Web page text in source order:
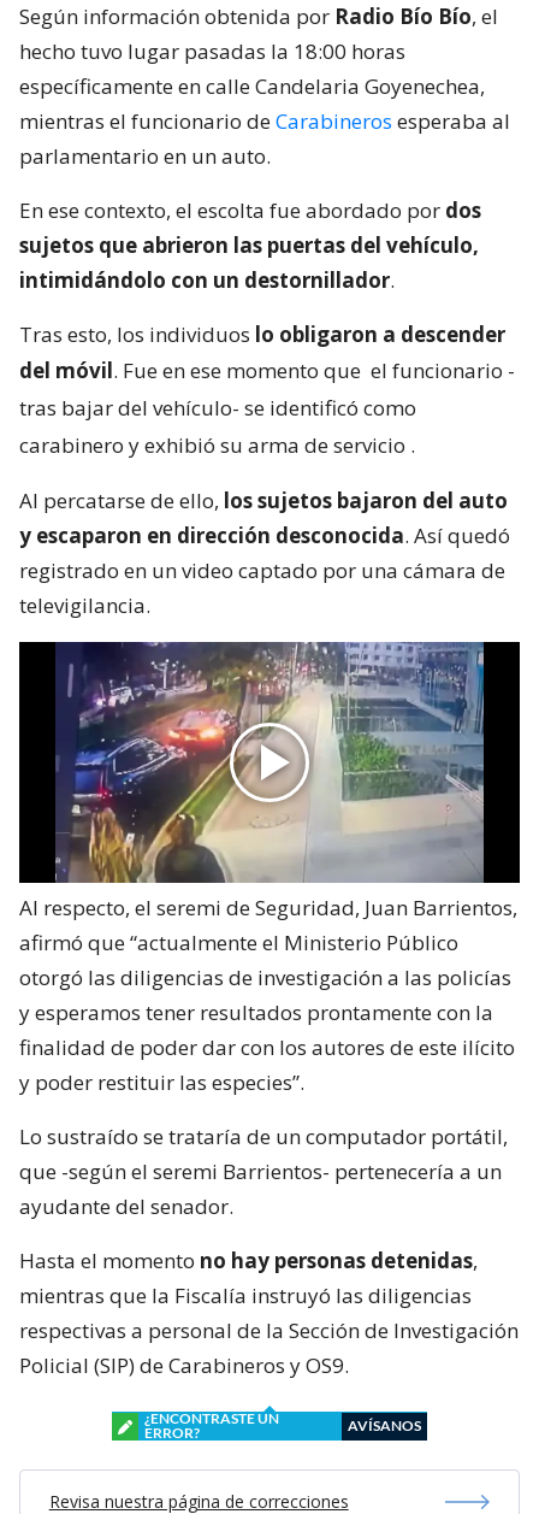
Según información obtenida por Radio Bío Bío, el
hecho tuvo lugar pasadas la 18:00 horas
específicamente en calle Candelaria Goyenechea,
mientras el funcionario deCarabineros esperaba al
parlamentario en un auto.
En ese contexto, el escolta fue abordado por dos
sujetos que abrieron las puertas del vehículo,
intimidándolo con un destornillador.
Tras esto, los individuos lo obligaron a descender
del móvil. Fue en ese momento que el funcionario -
tras bajar del vehículo- se identificó como
carabinero y exhibió su arma de servicio .
Al percatarse de ello, los sujetos bajaron del auto
y escaparon en dirección desconocida. Así quedó
registrado en un video captado por una cámara de
televigilancia.
Al respecto, el seremi de Seguridad, Juan Barrientos,
afirmó que “actualmente el Ministerio Público
otorgó las diligencias de investigación a las policías
y esperamos tener resultados prontamente con la
finalidad de poder dar con los autores de este ilícito
y poder restituir las especies”.
Lo sustraído se trataría de un computador portátil,
que -según el seremi Barrientos- pertenecería a un
ayudante del senador.
Hasta el momento no hay personas detenidas,
mientras que la Fiscalía instruyó las diligencias
respectivas a personal de la Sección de Investigación
Policial (SIP) de Carabineros y OS9.
¿ENCONTRASTE UN
ERROR?
AVÍSANOS
Revisa nuestra página de correcciones